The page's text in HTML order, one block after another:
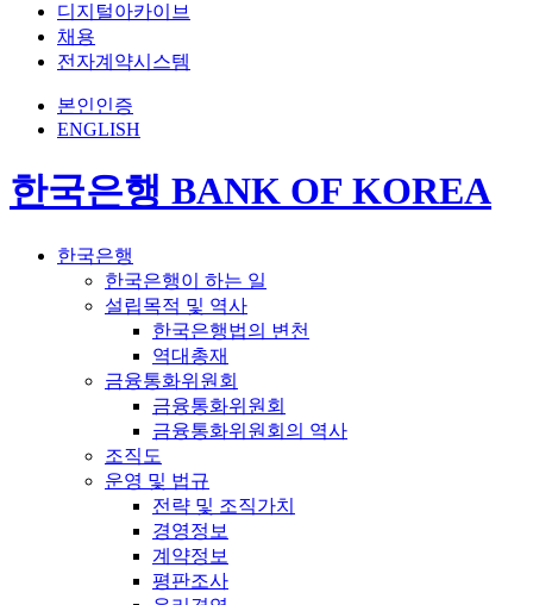
디지털아카이브
채용
전자계약시스템
본인인증
ENGLISH
한국은행 BANK OF KOREA
한국은행
한국은행이 하는 일
설립목적 및 역사
한국은행법의 변천
역대총재
금융통화위원회
금융통화위원회
금융통화위원회의 역사
조직도
운영 및 법규
전략 및 조직가치
경영정보
계약정보
평판조사